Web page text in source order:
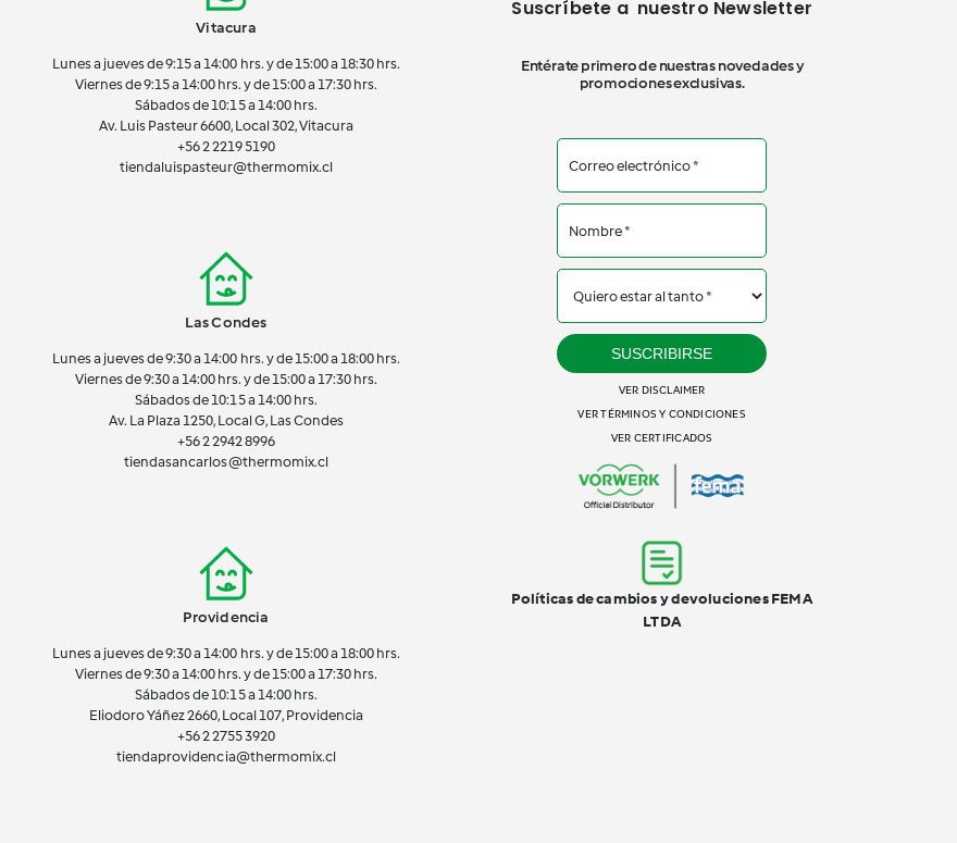
Vitacura
Lunes a jueves de 9:15 a 14:00 hrs. y de 15:00 a 18:30 hrs.
Viernes de 9:15 a 14:00 hrs. y de 15:00 a 17:30 hrs.
Sábados de 10:15 a 14:00 hrs.
Av. Luis Pasteur 6600, Local 302, Vitacura
+56 2 2219 5190
tiendaluispasteur@thermomix.cl
Las Condes
Lunes a jueves de 9:30 a 14:00 hrs. y de 15:00 a 18:00 hrs.
Viernes de 9:30 a 14:00 hrs. y de 15:00 a 17:30 hrs.
Sábados de 10:15 a 14:00 hrs.
Av. La Plaza 1250, Local G, Las Condes
+56 2 2942 8996
tiendasancarlos@thermomix.cl
Providencia
Lunes a jueves de 9:30 a 14:00 hrs. y de 15:00 a 18:00 hrs.
Viernes de 9:30 a 14:00 hrs. y de 15:00 a 17:30 hrs.
Sábados de 10:15 a 14:00 hrs.
Eliodoro Yáñez 2660, Local 107, Providencia
+56 2 2755 3920
tiendaprovidencia@thermomix.cl
Suscríbete a nuestro Newsletter
Entérate primero de nuestras novedades y
promociones exclusivas.
SUSCRIBIRSE
VER DISCLAIMER
VER TÉRMINOS Y CONDICIONES
VER CERTIFICADOS
Políticas de cambios y devoluciones FEMA
LTDA